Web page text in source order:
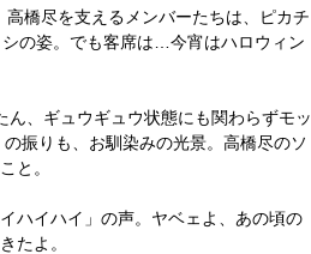
橋尽を支えるメンバーたちは、ピカチ
の姿。でも客席は…今宵はハロウィン
ん、ギュウギュウ状態にも関わらずモッ
振りも、お馴染みの光景。高橋尽のソ
と。
ハイハイ」の声。ヤベェよ、あの頃の
たよ。